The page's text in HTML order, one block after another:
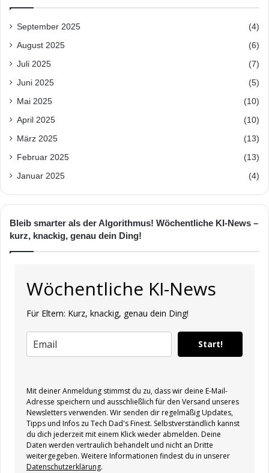
September 2025 (4)
August 2025 (6)
Juli 2025 (7)
Juni 2025 (5)
Mai 2025 (10)
April 2025 (10)
März 2025 (13)
Februar 2025 (13)
Januar 2025 (4)
Bleib smarter als der Algorithmus! Wöchentliche KI-News –
kurz, knackig, genau dein Ding!
Wöchentliche KI-News
Für Eltern: Kurz, knackig, genau dein Ding!
Start!
Mit deiner Anmeldung stimmst du zu, dass wir deine E-Mail-
Adresse speichern und ausschließlich für den Versand unseres
Newsletters verwenden. Wir senden dir regelmäßig Updates,
Tipps und Infos zu Tech Dad's Finest. Selbstverständlich kannst
du dich jederzeit mit einem Klick wieder abmelden. Deine
Daten werden vertraulich behandelt und nicht an Dritte
weitergegeben. Weitere Informationen findest du in unserer
Datenschutzerklärung.